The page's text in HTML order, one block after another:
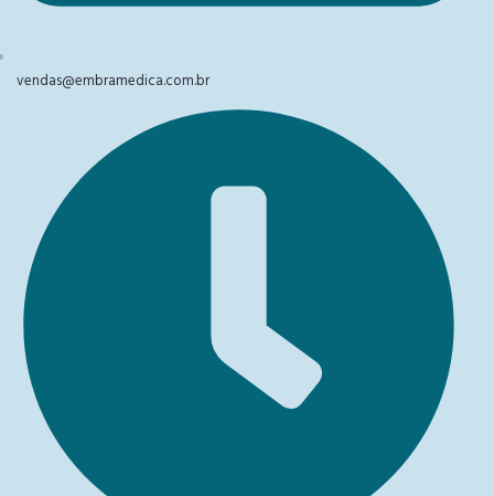
vendas@embramedica.com.br